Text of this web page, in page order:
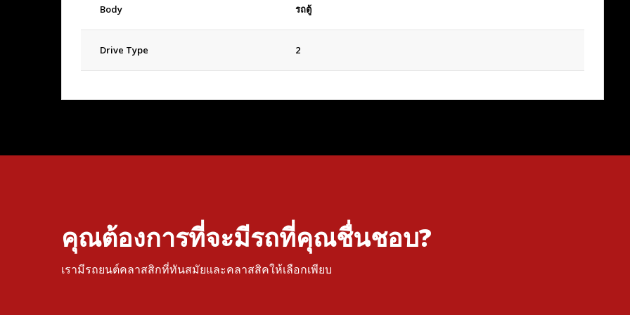
Body รถตู้
Drive Type 2
คุณต้องการที่จะมีรถที่คุณชื่นชอบ?
เรามีรถยนต์คลาสสิกที่ทันสมัยและคลาสสิคให้เลือกเพียบ